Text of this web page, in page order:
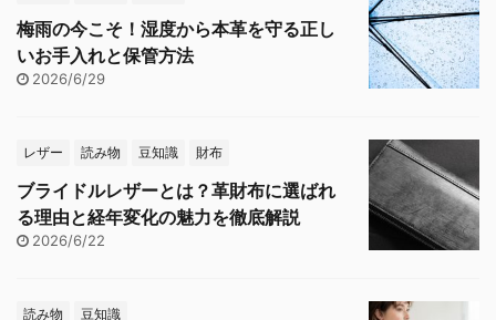
梅雨の今こそ！湿度から本革を守る正し
いお手入れと保管方法
2026/6/29
レザー 読み物 豆知識 財布
ブライドルレザーとは？革財布に選ばれ
る理由と経年変化の魅力を徹底解説
2026/6/22
読み物 豆知識